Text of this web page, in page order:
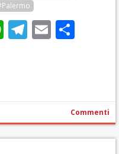
WhatsApp
Telegram
Email
Commenti